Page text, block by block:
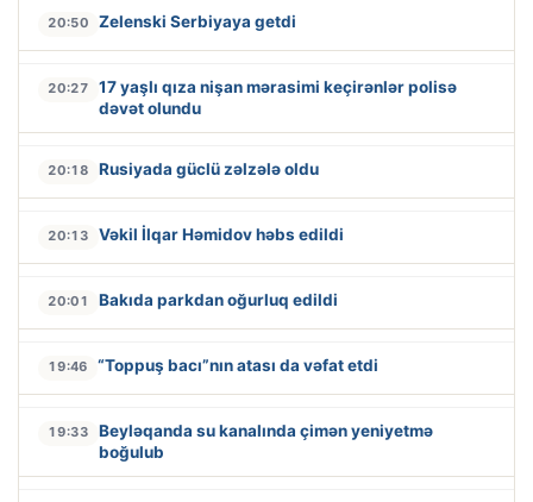
20:50 Zelenski Serbiyaya getdi
20:27
17 yaşlı qıza nişan mərasimi keçirənlər polisə
dəvət olundu
20:18 Rusiyada güclü zəlzələ oldu
20:13 Vəkil İlqar Həmidov həbs edildi
20:01 Bakıda parkdan oğurluq edildi
19:46 “Toppuş bacı”nın atası da vəfat etdi
19:33
Beyləqanda su kanalında çimən yeniyetmə
boğulub